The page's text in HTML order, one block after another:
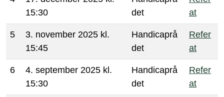
15:30
det
at
5
3. november 2025 kl.
15:45
Handicaprå
det
Refer
at
6
4. september 2025 kl.
15:30
Handicaprå
det
Refer
at